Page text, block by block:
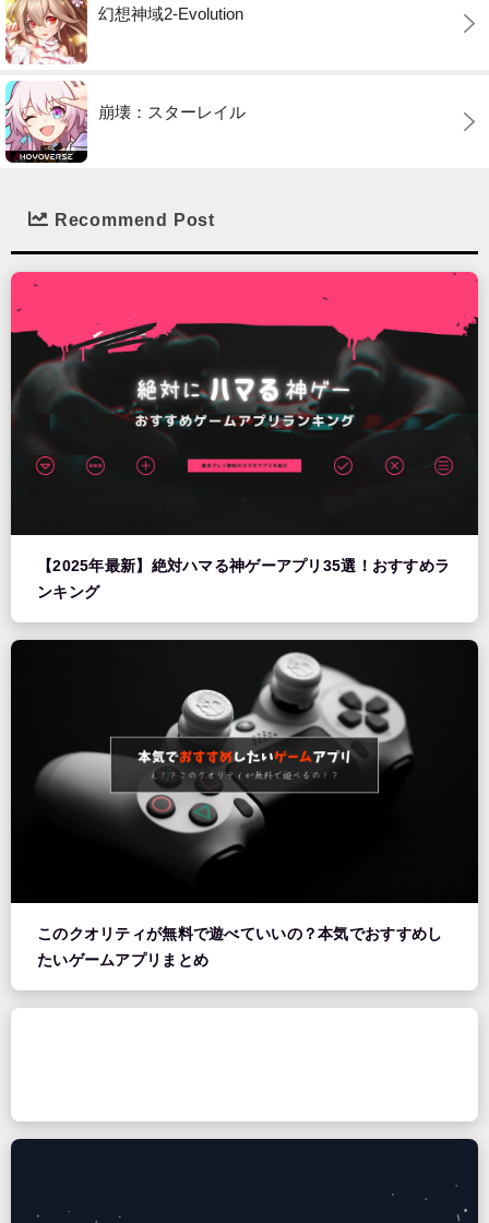
幻想神域2-Evolution
崩壊：スターレイル
Recommend Post
【2025年最新】絶対ハマる神ゲーアプリ35選！おすすめラ
ンキング
このクオリティが無料で遊べていいの？本気でおすすめし
たいゲームアプリまとめ